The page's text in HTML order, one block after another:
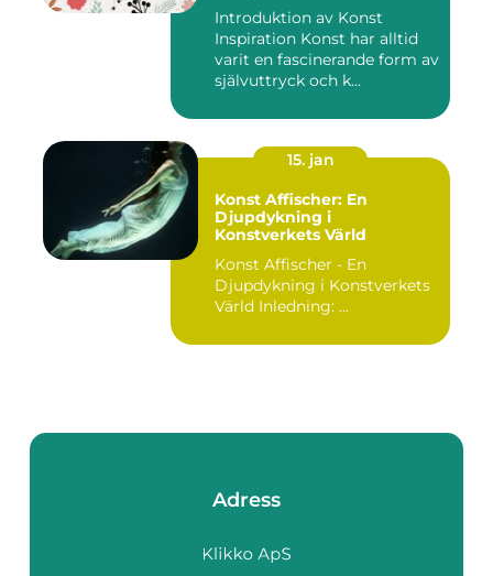
Introduktion av Konst
Inspiration Konst har alltid
varit en fascinerande form av
självuttryck och k...
15. jan
Konst Affischer: En
Djupdykning i
Konstverkets Värld
Konst Affischer - En
Djupdykning i Konstverkets
Värld Inledning: ...
Adress